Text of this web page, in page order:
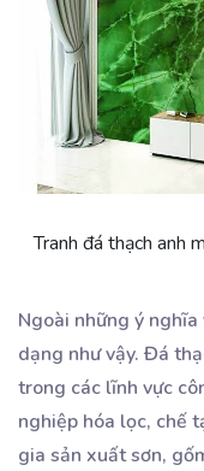
Tranh đá thạch anh
Ngoài những ý
dạng như vậy. Đá
trong các lĩnh vực
nghiệp hóa lọc, chế
gia sản xuất sơn,